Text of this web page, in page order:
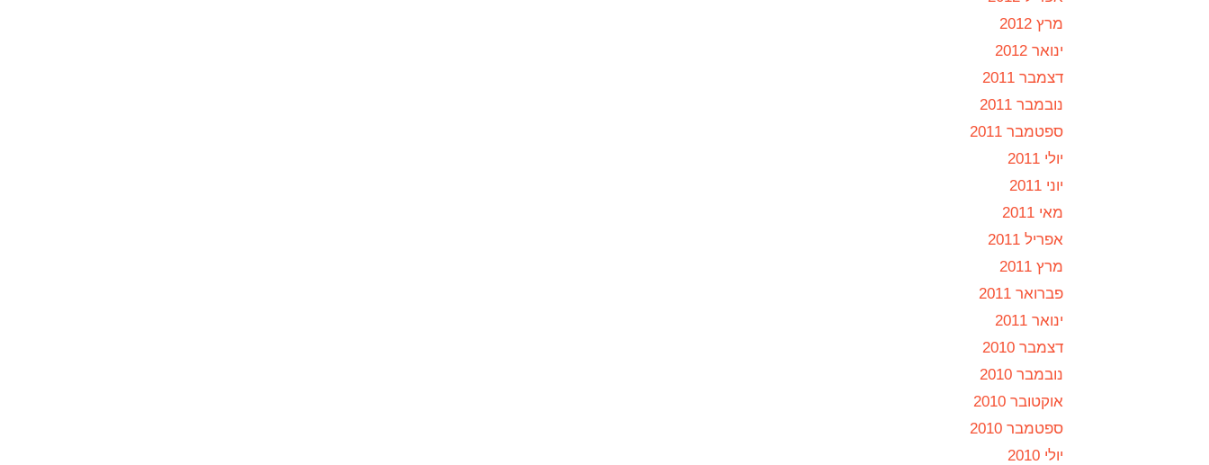
מרץ 2012
ינואר 2012
דצמבר 2011
נובמבר 2011
ספטמבר 2011
יולי 2011
יוני 2011
מאי 2011
אפריל 2011
מרץ 2011
פברואר 2011
ינואר 2011
דצמבר 2010
נובמבר 2010
אוקטובר 2010
ספטמבר 2010
יולי 2010